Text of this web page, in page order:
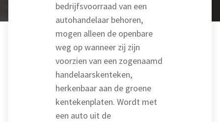
bedrijfsvoorraad van een
autohandelaar behoren,
mogen alleen de openbare
weg op wanneer zij zijn
voorzien van een zogenaamd
handelaarskenteken,
herkenbaar aan de groene
kentekenplaten. Wordt met
een auto uit de